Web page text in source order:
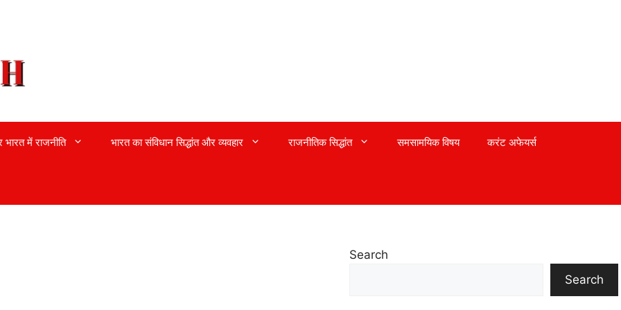
भारत में राजनीति भारत का संविधान सिद्धांत और व्यवहार राजनीतिक सिद्धांत समसामयिक विषय करंट अफेयर्स
Search
Search